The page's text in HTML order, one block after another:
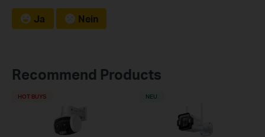
Ja Nein
Recommend Products
HOT BUYS NEU